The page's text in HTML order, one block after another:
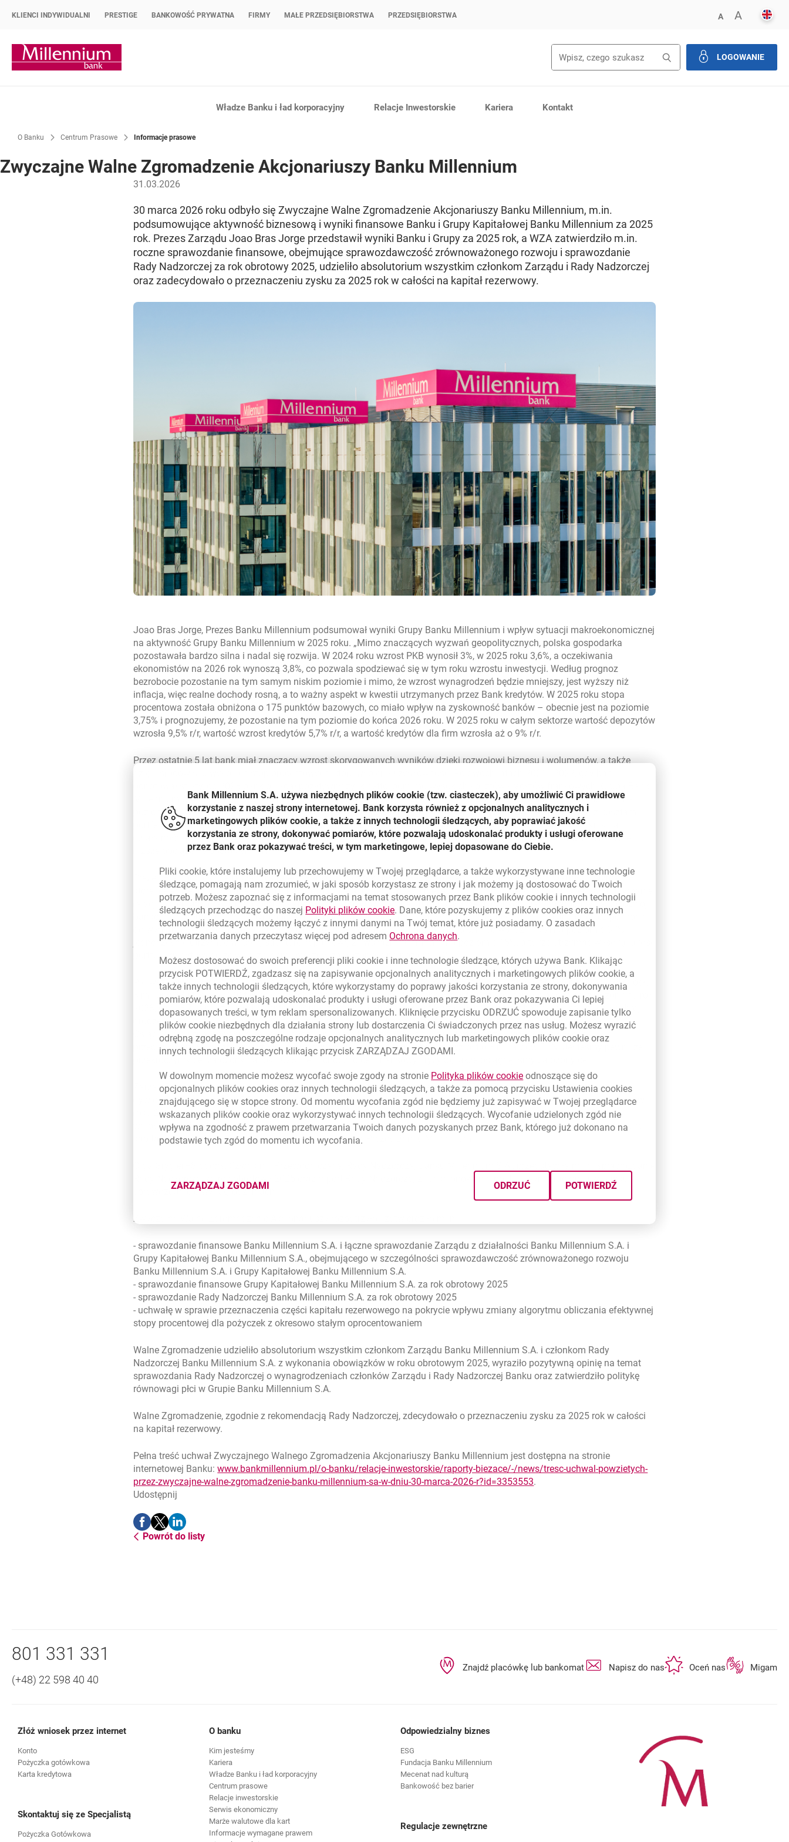
KLIENCI INDYWIDUALNI PRESTIGE BANKOWOŚĆ PRYWATNA FIRMY MAŁE PRZEDSIĘBIORSTWA PRZEDSIĘBIORSTWA AZMNIEJSZ FONT
A
Strona główna Bank Millennium
WyszukajLOGOWANIE
Władze Banku i ład korporacyjny Relacje Inwestorskie Kariera Kontakt
O Banku Centrum Prasowe Informacje prasowe
Zwyczajne Walne Zgromadzenie Akcjonariuszy Banku Millennium
31.03.2026
30 marca 2026 roku odbyło się Zwyczajne Walne Zgromadzenie Akcjonariuszy Banku Millennium, m.in.
podsumowujące aktywność biznesową i wyniki finansowe Banku i Grupy Kapitałowej Banku Millennium za 2025
rok. Prezes Zarządu Joao Bras Jorge przedstawił wyniki Banku i Grupy za 2025 rok, a WZA zatwierdziło m.in.
roczne sprawozdanie finansowe, obejmujące sprawozdawczość zrównoważonego rozwoju i sprawozdanie
Rady Nadzorczej za rok obrotowy 2025, udzieliło absolutorium wszystkim członkom Zarządu i Rady Nadzorczej
oraz zadecydowało o przeznaczeniu zysku za 2025 rok w całości na kapitał rezerwowy.
Joao Bras Jorge, Prezes Banku Millennium podsumował wyniki Grupy Banku Millennium i wpływ sytuacji makroekonomicznej
na aktywność Grupy Banku Millennium w 2025 roku. „Mimo znaczących wyzwań geopolitycznych, polska gospodarka
pozostawała bardzo silna i nadal się rozwija. W 2024 roku wzrost PKB wynosił 3%, w 2025 roku 3,6%, a oczekiwania
ekonomistów na 2026 rok wynoszą 3,8%, co pozwala spodziewać się w tym roku wzrostu inwestycji. Według prognoz
bezrobocie pozostanie na tym samym niskim poziomie i mimo, że wzrost wynagrodzeń będzie mniejszy, jest wyższy niż
inflacja, więc realne dochody rosną, a to ważny aspekt w kwestii utrzymanych przez Bank kredytów. W 2025 roku stopa
procentowa została obniżona o 175 punktów bazowych, co miało wpływ na zyskowność banków – obecnie jest na poziomie
3,75% i prognozujemy, że pozostanie na tym poziomie do końca 2026 roku. W 2025 roku w całym sektorze wartość depozytów
wzrosła 9,5% r/r, wartość wzrost kredytów 5,7% r/r, a wartość kredytów dla firm wzrosła aż o 9% r/r.
Przez ostatnie 5 lat bank miał znaczący wzrost skorygowanych wyników dzięki rozwojowi biznesu i wolumenów, a także
Millennium S.A. osiągnęła w 2025 roku zysk netto w wysokości 1 202 mln PLN, co oznacza wzrost o 67% r/r oraz ROE na
poziomie 14,3%. Rok ten charakteryzował się ograniczoną liczbą pozycji nadzwyczajnych, głównie związanych z kosztami
portfela kredytów hipotecznych w walutach obcych. Ten solidny wynik został wsparty przez ogólnie stabilny wynik na
działalności podstawowej, wyższe dochody pozaodsetkowe, niższe odpisy z tytułu ryzyka kredytowego oraz nieznacznie
niższe obciążenie podatkiem CIT.”
Prezes Bras odniósł się także do strategii Banku: „2025 rok był pierwszym rokiem wdrażania strategii Wartość i Wzrost’28,
której celem jest utrzymanie rozwoju bankowości detalicznej, szczególnie jeśli chodzi o liczbę aktywnych klientów, utrzymanie
relacji z klientami oraz rozwój portfela kredytów, depozytów i portfeli funduszy inwestycyjnych. Bardzo ambitny cel to rozwój
bankowości korporacyjnej, w tym podwojenie portfela kredytów dla firm. Zgodnie ze strategią banku planujemy też powrócić
do wypłaty dywidendy od roku 2027, w roku 2028 osiągnąć ROE na poziomie 18%, mieć wskaźnik C/I na poziomie 37% i
jednocześnie utrzymać wysoką strukturę kapitałową ze wskaźnikiem Tier 1 na poziomie 15%, a także utrzymać wysoką jakość
portfela kredytowego ze wskaźnikiem kredytów zagrożonych na poziomie 4%.
Pierwsze wyniki wdrażania strategii Wartość i Wzrost były już widoczne w zeszłym roku. Liczba aktywnych klientów wyniosła
3 miliony 270 tysięcy (140 tysięcy nowych aktywnych klientów) i to tempo wzrostu pozwoli nam osiągnąć cel założony na rok
2028, czyli 3,7 mln aktywnych klientów. W realizacji celu cyfryzacji klientów z główną relacją z bankiem jesteśmy na dobrej
drodze. Widać też w wynikach NPS ze klienci wybierają nasz bank jako oferujący najlepszą jakość obsługi klienta.
Osiągnęliśmy znaczący sukces, jeśli chodzi o najambitniejszy aspekt naszej strategii, czyli rozwój bankowości
przedsiębiorstw – portfel kredytów dla firm zwiększył się o 20% r/r i oznacza wzrost o 3 miliardów PLN. Jesteśmy pewni, że
Zarząd Banku jest przekonany, że zrównoważona polityka dywidendy jest ważna. Długoterminowo ta polityka to wypłata
dywidendy na poziomie 35-50% zysku netto Banku. W roku 2027 planujemy wypłacić dywidendę z zysku wypracowanego w
roku 2026. Natomiast biorąc pod uwagę stanowisko KNF w sprawie polityki dywidendowej na rok 2026 zarząd Banku
wnioskuje wobec Walnego Zgromadzenia propozycję zatrzymania całkowitego zysku netto wypracowanego w 2025 roku w
kapitały własne Banku – podsumował Joao Bras Jorge, Prezes Banku Millennium.
Rady Nadzorczej za rok obrotowy 2025 oraz raport Rady Nadzorczej z funkcjonowania polityki wynagradzania w Banku i
sprawozdanie o wynagrodzeniach.
Zwyczajne Walne Zgromadzenie Akcjonariuszy rozpatrzyło i zatwierdziło m.in.:
- sprawozdanie finansowe Banku Millennium S.A. i łączne sprawozdanie Zarządu z działalności Banku Millennium S.A. i
Grupy Kapitałowej Banku Millennium S.A., obejmującego w szczególności sprawozdawczość zrównoważonego rozwoju
Banku Millennium S.A. i Grupy Kapitałowej Banku Millennium S.A.
- sprawozdanie finansowe Grupy Kapitałowej Banku Millennium S.A. za rok obrotowy 2025
- sprawozdanie Rady Nadzorczej Banku Millennium S.A. za rok obrotowy 2025
- uchwałę w sprawie przeznaczenia części kapitału rezerwowego na pokrycie wpływu zmiany algorytmu obliczania efektywnej
stopy procentowej dla pożyczek z okresowo stałym oprocentowaniem
Walne Zgromadzenie udzieliło absolutorium wszystkim członkom Zarządu Banku Millennium S.A. i członkom Rady
Nadzorczej Banku Millennium S.A. z wykonania obowiązków w roku obrotowym 2025, wyraziło pozytywną opinię na temat
sprawozdania Rady Nadzorczej o wynagrodzeniach członków Zarządu i Rady Nadzorczej Banku oraz zatwierdziło politykę
równowagi płci w Grupie Banku Millennium S.A.
Walne Zgromadzenie, zgodnie z rekomendacją Rady Nadzorczej, zdecydowało o przeznaczeniu zysku za 2025 rok w całości
na kapitał rezerwowy.
Pełna treść uchwał Zwyczajnego Walnego Zgromadzenia Akcjonariuszy Banku Millennium jest dostępna na stronie
internetowej Banku:www.bankmillennium.pl/o-banku/relacje-inwestorskie/raporty-biezace/-/news/tresc-uchwal-powzietych-
przez-zwyczajne-walne-zgromadzenie-banku-millennium-sa-w-dniu-30-marca-2026-r?id=3353553Link otwiera się w nowym oknie.
otwiera się w nowej karcie
.
Udostępnij
Udostępnij-
otwiera się w nowej karcie
Udostępnij
otwiera się w nowej karcie
Udostępnij
otwiera się w nowej karcie
Powrót do listy
Nawigacja dolna
Zadzwoń do nas
801 331 331
(+48) 22 598 40 40
Znajdź placówkę lub bankomatotwiera się w nowej karcie
Napisz do nasotwiera się w nowej karcie
Oceń nasotwiera się w
Migam
Złóż wniosek przez internet
Konto
Pożyczka gotówkowa
Karta kredytowa
Skontaktuj się ze Specjalistą
Pożyczka Gotówkowa
O banku
Kim jesteśmy
Kariera
Władze Banku i ład korporacyjny
Centrum prasowe
Relacje inwestorskie
Serwis ekonomiczny
Marże walutowe dla kart
Informacje wymagane prawem
Odpowiedzialny biznes
ESG
Fundacja Banku Millennium
Mecenat nad kulturą
Bankowość bez barier
Regulacje zewnętrzne
Bank Millennium S.A. używa niezbędnych plikówcookie (tzw. ciasteczek), aby umożliwić Ci prawidłowe
korzystanie z naszej strony internetowej. Bank korzysta również z opcjonalnych analitycznych i
marketingowych plików cookie, a także z innych technologii śledzących, aby poprawiać jakość
korzystania ze strony, dokonywać pomiarów, które pozwalają udoskonalać produkty i usługi oferowane
przez Bank oraz pokazywać treści, w tym marketingowe, lepiej dopasowane do Ciebie.
Plikicookie, które instalujemy lub przechowujemy w Twojej przeglądarce, a także wykorzystywane inne technologie
śledzące, pomagają nam zrozumieć, w jaki sposób korzystasz ze strony i jak możemy ją dostosować do Twoich
potrzeb. Możesz zapoznać się z informacjami na temat stosowanych przez Bank plikówcookie i innych technologii
śledzących przechodząc do naszej Polityki plikówcookielink otwiera się w nowym oknie
. Dane, które pozyskujemy z plikówcookies oraz innych
technologii śledzących możemy łączyć z innymi danymi na Twój temat, które już posiadamy. O zasadach
przetwarzania danych przeczytasz więcej pod adresem Ochrona danychlink otwiera się w nowym oknie
.
Możesz dostosować do swoich preferencji plikicookie i inne technologie śledzące, których używa Bank. Klikając
przycisk POTWIERDŹ, zgadzasz się na zapisywanie opcjonalnych analitycznych i marketingowych plikówcookie, a
także innych technologii śledzących, które wykorzystamy do poprawy jakości korzystania ze strony, dokonywania
pomiarów, które pozwalają udoskonalać produkty i usługi oferowane przez Bank oraz pokazywania Ci lepiej
dopasowanych treści, w tym reklam spersonalizowanych. Kliknięcie przycisku ODRZUĆ spowoduje zapisanie tylko
plikówcookie niezbędnych dla działania strony lub dostarczenia Ci świadczonych przez nas usług. Możesz wyrazić
odrębną zgodę na poszczególne rodzaje opcjonalnych analitycznych lub marketingowych plikówcookie oraz
innych technologii śledzących klikając przycisk ZARZĄDZAJ ZGODAMI.
W dowolnym momencie możesz wycofać swoje zgody na stronie Polityka plikówcookielink otwiera się w nowym oknie
odnoszące się do
opcjonalnych plikówcookies oraz innych technologii śledzących, a także za pomocą przycisku Ustawieniacookies
znajdującego się w stopce strony. Od momentu wycofania zgód nie będziemy już zapisywać w Twojej przeglądarce
wskazanych plikówcookie oraz wykorzystywać innych technologii śledzących. Wycofanie udzielonych zgód nie
wpływa na zgodność z prawem przetwarzania Twoich danych pozyskanych przez Bank, którego już dokonano na
podstawie tych zgód do momentu ich wycofania.
ZARZĄDZAJ ZGODAMI
DOTYCZĄCYMI PLIKÓW
ODRZUĆ POTWIERDŹ